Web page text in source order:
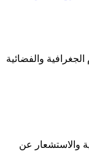
والفضائية
والاستشعار عن